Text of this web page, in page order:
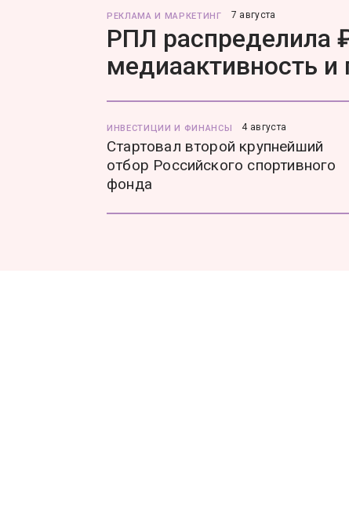
РЕКЛАМА И МАРКЕТИНГ 7 августа
РПЛ распределила
медиаактивность
ИНВЕСТИЦИИ И ФИНАНСЫ 4 августа
Стартовал второй крупнейший
отбор Российского спортивного
фонда